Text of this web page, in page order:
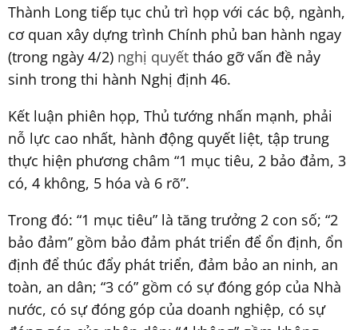
Thành Long tiếp tục chủ trì họp với các bộ, ngành,
cơ quan xây dựng trình Chính phủ ban hành ngay
(trong ngày 4/2) nghị quyết tháo gỡ vấn đề nảy
sinh trong thi hành Nghị định 46.
Kết luận phiên họp, Thủ tướng nhấn mạnh, phải
nỗ lực cao nhất, hành động quyết liệt, tập trung
thực hiện phương châm “1 mục tiêu, 2 bảo đảm, 3
có, 4 không, 5 hóa và 6 rõ”.
Trong đó: “1 mục tiêu” là tăng trưởng 2 con số; “2
bảo đảm” gồm bảo đảm phát triển để ổn định, ổn
định để thúc đẩy phát triển, đảm bảo an ninh, an
toàn, an dân; “3 có” gồm có sự đóng góp của Nhà
nước, có sự đóng góp của doanh nghiệp, có sự